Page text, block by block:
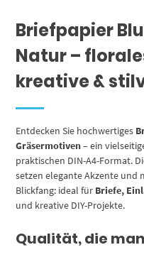
bedruckt
|
Bastelpapier
g/m²
Menge
Briefpapier
Natur –
kreative &
Entdecken Sie hochwertiges
Gräsermotiven– ein
praktischen DIN-A4-Format.
setzen elegante Akzente und
Blickfang: ideal für Briefe,
und kreative DIY-Projekte.
Qualität, die